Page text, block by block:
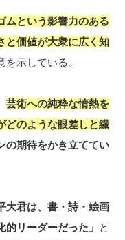
ムという影響力のある
と価値が大衆に広く知
を示している。
芸術への純粋な情熱を
どのような眼差しと繊
の期待をかき立ててい
大君は、書・詩・絵画
リーダーだった」 と